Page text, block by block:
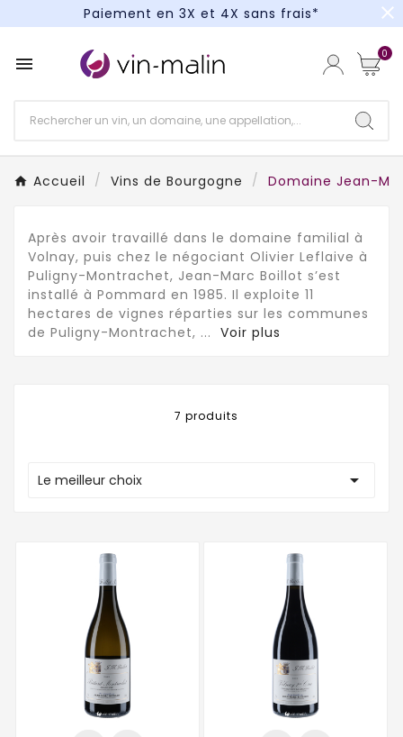
Paiement en 3X et 4X sans frais*
Paiement en 3X et 4X sans frais*
close
 0
Accueil Vins de Bourgogne Domaine Jean-
Après avoir travaillé dans le domaine familial à
Volnay, puis chez le négociant Olivier Leflaive à
Puligny-Montrachet, Jean-Marc Boillot s’est
installé à Pommard en 1985. Il exploite 11
hectares de vignes réparties sur les communes
de Puligny-Montrachet, ... Voir plus
7 produits
Le meilleur choix 